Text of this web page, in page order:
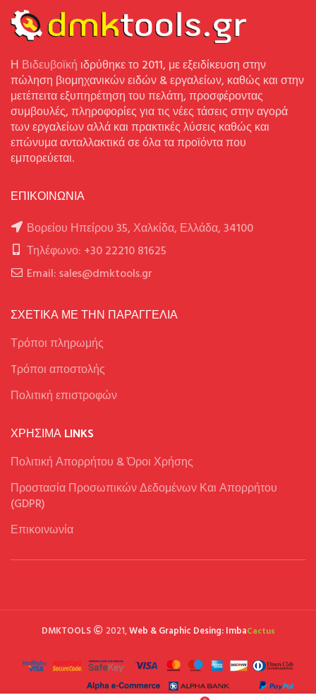
Η Βιδευβοϊκή ιδρύθηκε το 2011, με εξειδίκευση στην
πώληση βιομηχανικών ειδών & εργαλείων, καθώς και στην
μετέπειτα εξυπηρέτηση του πελάτη, προσφέροντας
συμβουλές, πληροφορίες για τις νέες τάσεις στην αγορά
των εργαλείων αλλά και πρακτικές λύσεις καθώς και
επώνυμα ανταλλακτικά σε όλα τα προϊόντα που
εμπορεύεται.
ΕΠΙΚΟΙΝΩΝΙΑ
Βορείου Ηπείρου 35, Χαλκίδα, Ελλάδα, 34100
Τηλέφωνο: +30 22210 81625
Email: sales@dmktools.gr
ΣΧΕΤΙΚΑ ΜΕ ΤΗΝ ΠΑΡΑΓΓΕΛΙΑ
Τρόποι πληρωμής
Tρόποι αποστολής
Πολιτική επιστροφών
ΧΡΉΣΙΜΑ LINKS
Πολιτική Απορρήτου & Όροι Χρήσης
Προστασία Προσωπικών Δεδομένων Και Απορρήτου
(GDPR)
Επικοινωνία
DMKTOOLS 2021,Web & Graphic Desing: ImbaCactus